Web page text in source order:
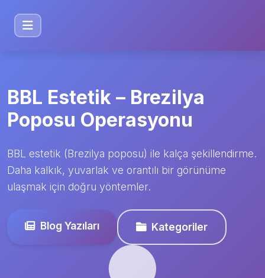
BBL Estetik – Brezilya
Poposu Operasyonu
BBL estetik (Brezilya poposu) ile kalça şekillendirme.
Daha kalkık, yuvarlak ve orantılı bir görünüme
ulaşmak için doğru yöntemler.
Blog Yazıları Kategoriler